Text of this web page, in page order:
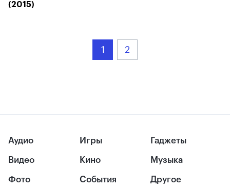
(2015)
1 2
Аудио
Видео
Фото
Игры
Кино
События
Гаджеты
Музыка
Другое